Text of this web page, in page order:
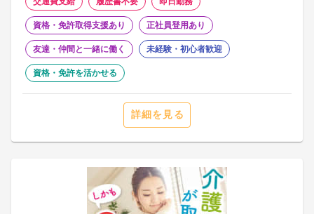
資格・免許取得支援あり 正社員登用あり
友達・仲間と一緒に働く 未経験・初心者歓迎
資格・免許を活かせる
詳細を見る